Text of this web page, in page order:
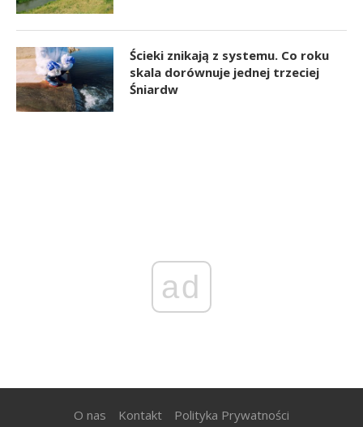
Ścieki znikają z systemu. Co roku
skala dorównuje jednej trzeciej
Śniardw
ad
O nas Kontakt Polityka Prywatności